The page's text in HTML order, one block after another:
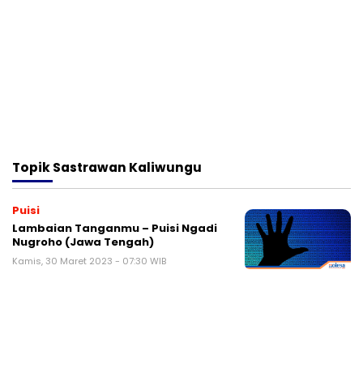
TopikSastrawan Kaliwungu
Puisi
Lambaian Tanganmu – Puisi Ngadi
Nugroho (Jawa Tengah)
Kamis, 30 Maret 2023 - 07:30 WIB